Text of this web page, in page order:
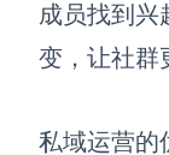
成员找到兴
变，让社群
私域运营的